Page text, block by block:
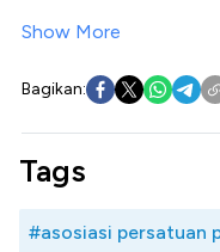
Show More
Bagikan:
Tags
#asosiasi persatuan